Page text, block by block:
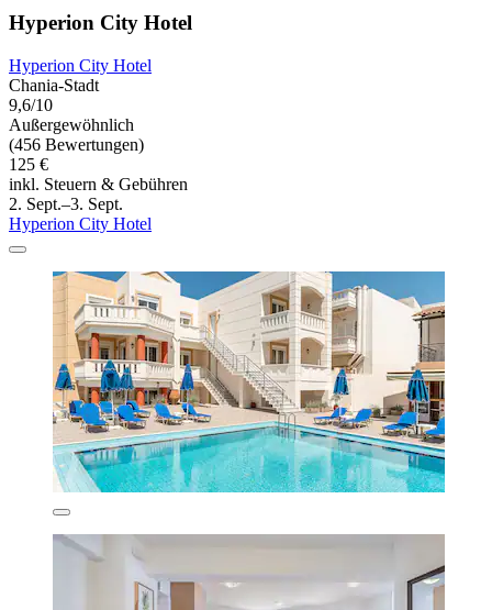
Hyperion City Hotel
Hyperion City Hotel
Chania-Stadt
9,6/10
Außergewöhnlich
(456 Bewertungen)
125 €
inkl. Steuern & Gebühren
2. Sept.–3. Sept.
Hyperion City Hotel